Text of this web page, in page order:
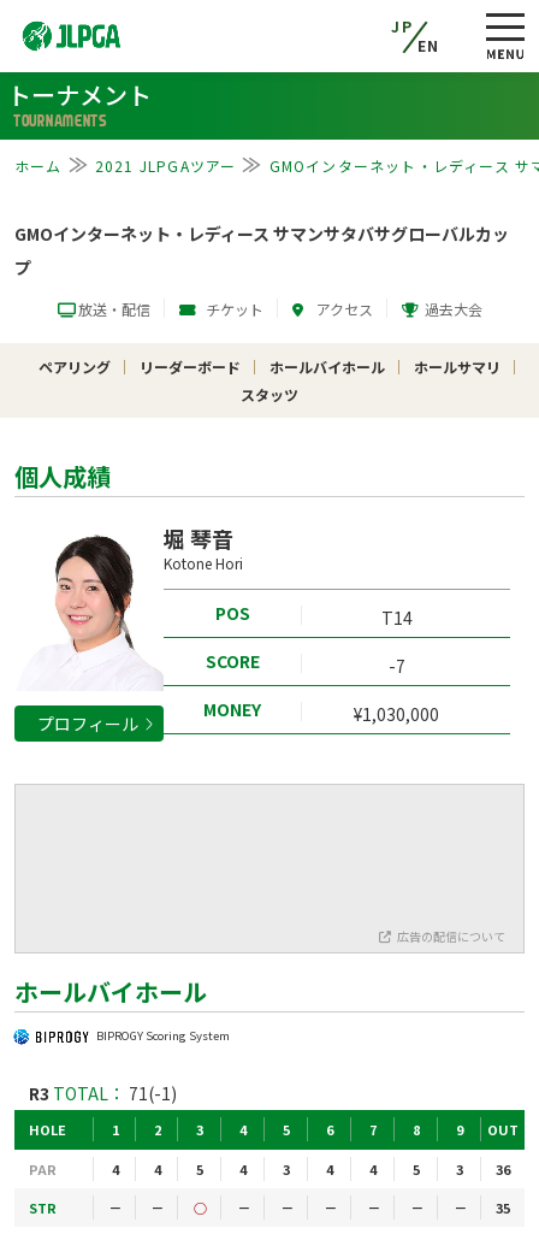
JP
EN
トーナメント
TOURNAMENTS
ホーム 2021 JLPGAツアー GMOインターネット・レディース
GMOインターネット・レディース サマンサタバサグローバルカッ
プ
放送・配信 チケット アクセス 過去大会
ペアリング リーダーボード ホールバイホール
ホールサマリ
スタッツ
個人成績
プロフィール
堀 琴音
Kotone Hori
POS
T14
SCORE
-7
MONEY
¥1,030,000
広告の配信について
ホールバイホール
BIPROGY Scoring System
R3 TOTAL： 71(-1)
HOLE 1 2 3 4 5 6 7 8 9 OUT
PAR 4 4 5 4 3 4 4 5 3
36
STR
－ － ○ － － － － － －
35